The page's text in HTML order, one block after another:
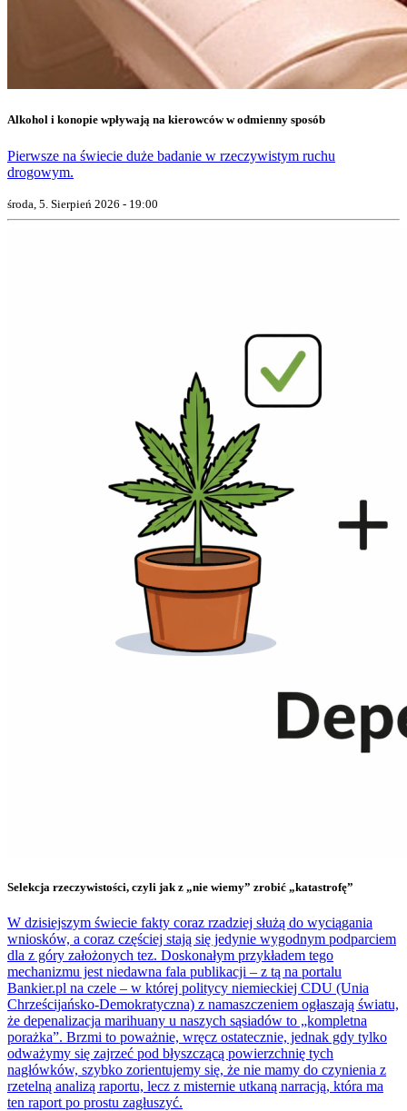
Alkohol i konopie wpływają na kierowców w odmienny sposób
Pierwsze na świecie duże badanie w rzeczywistym ruchu
drogowym.
środa, 5. Sierpień 2026 - 19:00
Selekcja rzeczywistości, czyli jak z „nie wiemy” zrobić „katastrofę”
W dzisiejszym świecie fakty coraz rzadziej służą do wyciągania
wniosków, a coraz częściej stają się jedynie wygodnym podparciem
dla z góry założonych tez. Doskonałym przykładem tego
mechanizmu jest niedawna fala publikacji – z tą na portalu
Bankier.pl na czele – w której politycy niemieckiej CDU (Unia
Chrześcijańsko-Demokratyczna) z namaszczeniem ogłaszają światu,
że depenalizacja marihuany u naszych sąsiadów to „kompletna
porażka”. Brzmi to poważnie, wręcz ostatecznie, jednak gdy tylko
odważymy się zajrzeć pod błyszczącą powierzchnię tych
nagłówków, szybko zorientujemy się, że nie mamy do czynienia z
rzetelną analizą raportu, lecz z misternie utkaną narracją, która ma
ten raport po prostu zagłuszyć.